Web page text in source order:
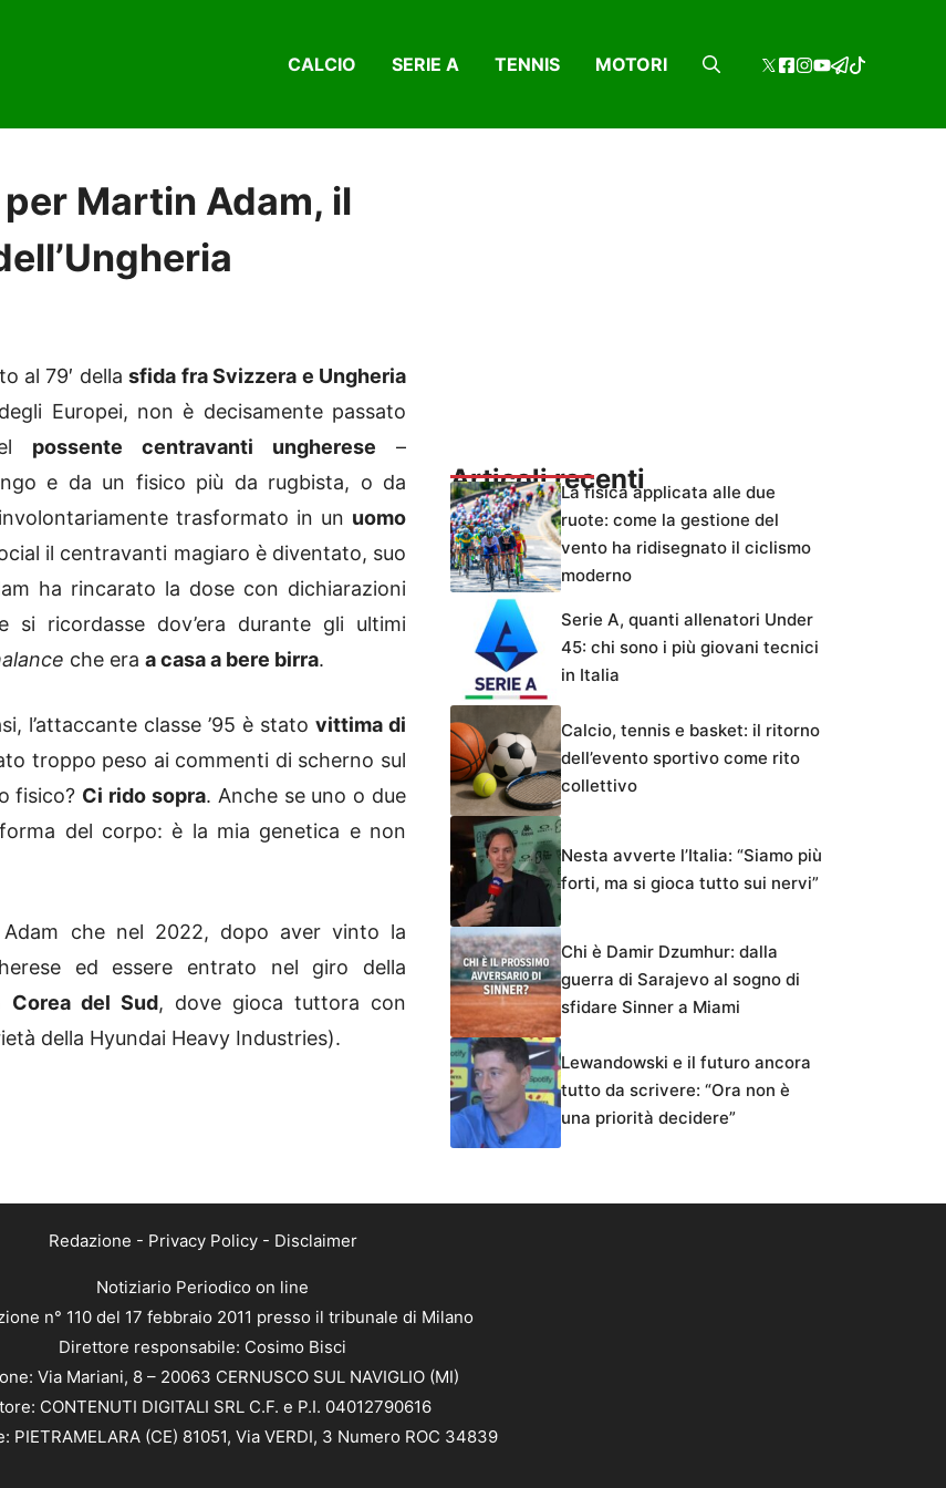
CALCIO SERIE A TENNIS MOTORI
Martin Adam, il
al 79′ dellasfida fra Svizzera e Ungheria
degli Europei, non è decisamente passato
possente centravanti ungherese –
e da un fisico più da rugbista, o da
trasformato in un uomo
il centravanti magiaro è diventato, suo
ha rincarato la dose con dichiarazioni
si ricordasse dov’era durante gli ultimi
che era a casa a bere birra.
l’attaccante classe ’95 è stato vittima di
troppo peso ai commenti di scherno sul
fisico? Ci rido sopra. Anche se uno o due
del corpo: è la mia genetica e non
Adam che nel 2022, dopo aver vinto la
ed essere entrato nel giro della
Corea del Sud, dove gioca tuttora con
della Hyundai Heavy Industries).
Articoli recentiLa fisica applicata alle due
ruote: come la gestione del
vento ha ridisegnato il ciclismo
moderno
Serie A, quanti allenatori Under
45: chi sono i più giovani tecnici
in Italia
Calcio, tennis e basket: il ritorno
dell’evento sportivo come rito
collettivo
Nesta avverte l’Italia: “Siamo più
forti, ma si gioca tutto sui nervi”
Chi è Damir Dzumhur: dalla
guerra di Sarajevo al sogno di
sfidare Sinner a Miami
Lewandowski e il futuro ancora
tutto da scrivere: “Ora non è
una priorità decidere”
Redazione - Privacy Policy- Disclaimer
Notiziario Periodico on line
n° 110 del 17 febbraio 2011 presso il tribunale di Milano
Direttore responsabile: Cosimo Bisci
Via Mariani, 8 – 20063 CERNUSCO SUL NAVIGLIO (MI)
CONTENUTI DIGITALI SRL C.F. e P.I. 04012790616
PIETRAMELARA (CE) 81051, Via VERDI, 3 Numero ROC 34839